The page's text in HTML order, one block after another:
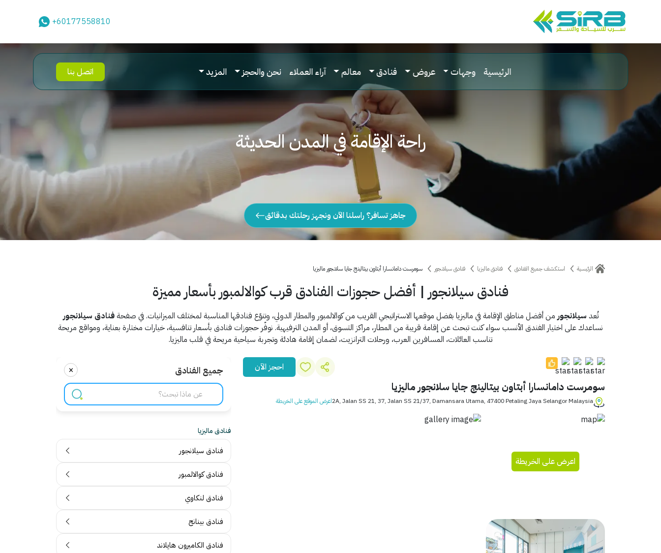
+60177558810
الرئيسية وجهات عروض فنادق معالم آراء العملاء نحن والحجز المزيد اتصل بنا
راحة الإقامة في المدن الحديثة
جاهز تسافر؟ راسلنا الآن ونجهز رحلتك بدقائق
الرئيسية استكشف جميع الفنادق فنادق ماليزيا فنادق سيلانجور سومرست دامانسارا أبتاون بيتالينج جايا سلانجور ماليزيا
فنادق سيلانجور | أفضل حجوزات الفنادق قرب كوالالمبور بأسعار مميزة
تُعد سيلانجورمن أفضل مناطق الإقامة في ماليزيا بفضل موقعها الاستراتيجي القريب من كوالالمبور والمطار الدولي، وتنوّع فنادقها المناسبة لمختلف الميزانيات. في صفحةفنادق سيلانجور
نساعدك على اختيار الفندق الأنسب سواء كنت تبحث عن إقامة قريبة من المطار، مراكز التسوق، أو المدن الترفيهية. نوفّر حجوزات فنادق بأسعار تنافسية، خيارات مختارة بعناية، ومواقع مريحة
تناسب العائلات، المسافرين العرب، ورحلات الترانزيت، لضمان إقامة هادئة وتجربة سياحية مريحة في قلب ماليزيا.
احجز الآن
سومرست دامانسارا أبتاون بيتالينج جايا سلانجور ماليزيا
2A, Jalan SS 21, 37, Jalan SS 21/37, Damansara Utama, 47400 Petaling Jaya Selangor Malaysiaاعرض الموقع على الخريطة
اعرض على الخريطة
جميع الفنادق ×
فنادق ماليزيا
فنادق سيلانجور
فنادق كوالالمبور
فنادق لنكاوي
فنادق بينانج
فنادق الكاميرون هايلاند